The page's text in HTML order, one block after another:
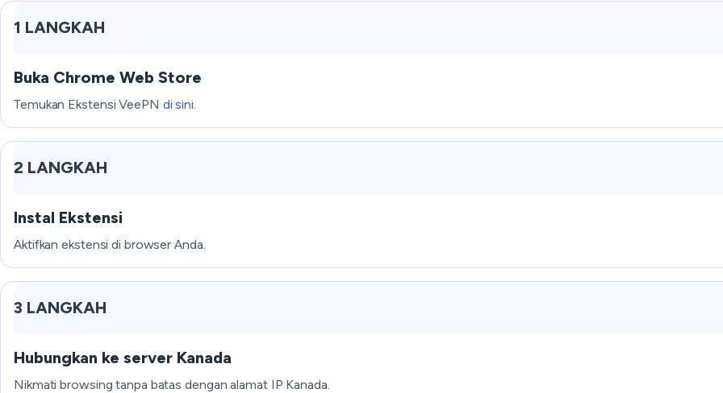
1 LANGKAH
Buka Chrome Web Store
Temukan Ekstensi VeePN di sini.
2 LANGKAH
Instal Ekstensi
Aktifkan ekstensi di browser Anda.
3 LANGKAH
Hubungkan ke server Kanada
Nikmati browsing tanpa batas dengan alamat IP Kanada.